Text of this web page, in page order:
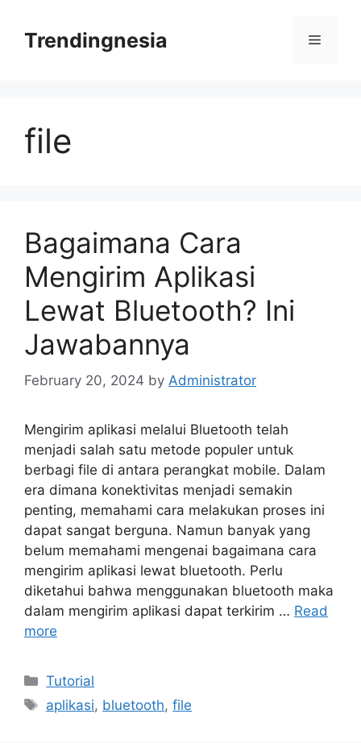
contentTrendingnesia Menu
file
Bagaimana Cara
Mengirim Aplikasi
Lewat Bluetooth? Ini
Jawabannya
February 20, 2024 by Administrator
Mengirim aplikasi melalui Bluetooth telah
menjadi salah satu metode populer untuk
berbagi file di antara perangkat mobile. Dalam
era dimana konektivitas menjadi semakin
penting, memahami cara melakukan proses ini
dapat sangat berguna. Namun banyak yang
belum memahami mengenai bagaimana cara
mengirim aplikasi lewat bluetooth. Perlu
diketahui bahwa menggunakan bluetooth maka
dalam mengirim aplikasi dapat terkirim … Read
more
Categories
Tutorial
Tags
aplikasi, bluetooth,file